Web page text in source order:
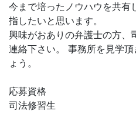
今まで培ったノウハウを共有
指したいと思います。
興味がおありの弁護士の方、
連絡下さい。 事務所を見学
ょう。
応募資格
司法修習生